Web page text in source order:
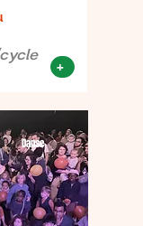
+
Danse